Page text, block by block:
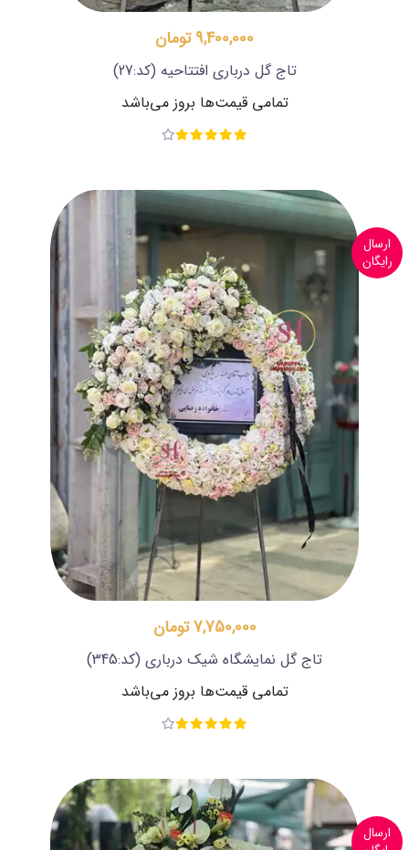
9,400,000 تومان
تاج گل درباری افتتاحیه (کد:27)
تمامی قیمت‌ها بروز می‌باشد
ارسال
رایگان
7,750,000 تومان
تاج گل نمایشگاه شیک درباری (کد:345)
تمامی قیمت‌ها بروز می‌باشد
ارسال